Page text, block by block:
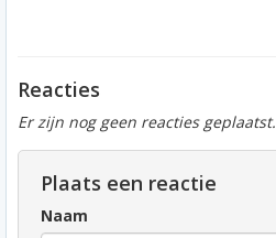
Reacties
Er zijn nog geen reacties geplaatst.
Plaats een reactie
Naam